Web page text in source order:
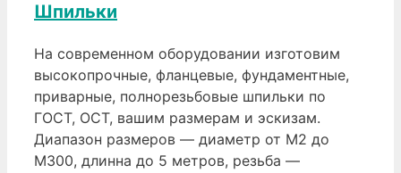
Шпильки
На современном оборудовании изготовим
высокопрочные, фланцевые, фундаментные,
приварные, полнорезьбовые шпильки по
ГОСТ, ОСТ, вашим размерам и эскизам.
Диапазон размеров — диаметр от М2 до
М300, длинна до 5 метров, резьба —